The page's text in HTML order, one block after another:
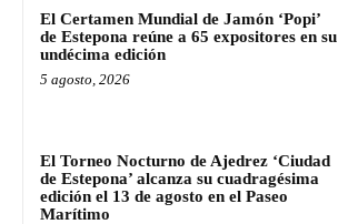
El Certamen Mundial de Jamón ‘Popi’
de Estepona reúne a 65 expositores en su
undécima edición
5 agosto, 2026
El Torneo Nocturno de Ajedrez ‘Ciudad
de Estepona’ alcanza su cuadragésima
edición el 13 de agosto en el Paseo
Marítimo